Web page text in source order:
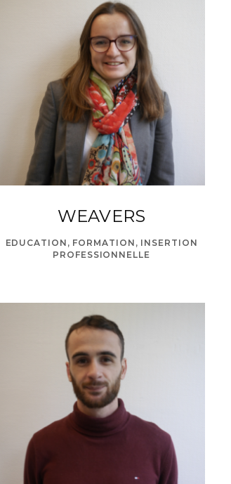
WEAVERS
EDUCATION, FORMATION, INSERTION
PROFESSIONNELLE